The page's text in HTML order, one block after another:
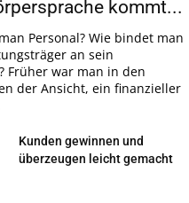
kommt...
Personal? Wie bindet man
an sein
Früher war man in den
der Ansicht, ein finanzieller
Kunden gewinnen und
überzeugen leicht gemacht